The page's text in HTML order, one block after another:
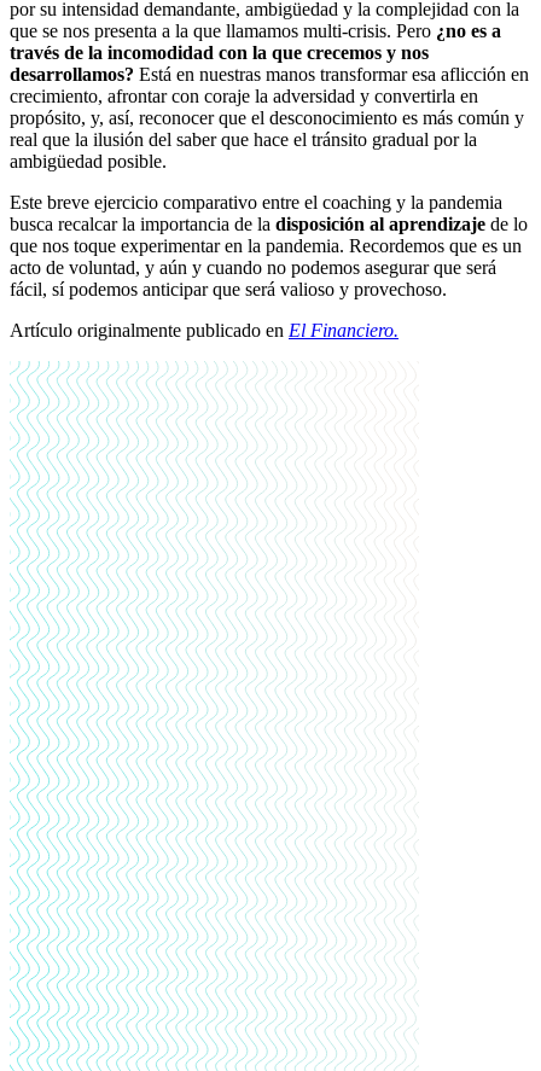
por su intensidad demandante, ambigüedad y la complejidad con la
que se nos presenta a la que llamamos multi-crisis. Pero ¿no es a
través de la incomodidad con la que crecemos y nos
desarrollamos? Está en nuestras manos transformar esa aflicción en
crecimiento, afrontar con coraje la adversidad y convertirla en
propósito, y, así, reconocer que el desconocimiento es más común y
real que la ilusión del saber que hace el tránsito gradual por la
ambigüedad posible.
Este breve ejercicio comparativo entre el coaching y la pandemia
busca recalcar la importancia de la disposición al aprendizaje de lo
que nos toque experimentar en la pandemia. Recordemos que es un
acto de voluntad, y aún y cuando no podemos asegurar que será
fácil, sí podemos anticipar que será valioso y provechoso.
Artículo originalmente publicado en El Financiero.